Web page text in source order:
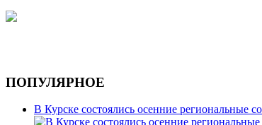
ПОПУЛЯРНОЕ
В Курске состоялись осенние региональные